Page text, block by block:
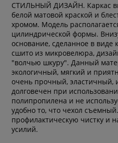
СТИЛЬНЫЙ ДИЗАЙН. Каркас
белой матовой краской и
хромом. Модель
цилиндрической формы.
основание, сделанное в виде
сшито из микровелюра,
"волчью шкуру". Данный
экологичный, мягкий и
очень прочный, эластичный,
долговечен при
полипропилена и не
удобно то, что чехол
профилактическую чистку и
усилий.